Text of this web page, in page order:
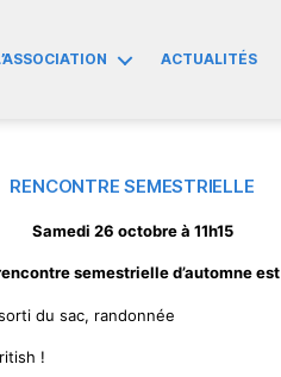
ACTUALITÉS
RENCONTRE SEMESTRIELLE
Samedi 26 octobre à 11h15
semestrielle d’automne est
du sac, randonnée
!